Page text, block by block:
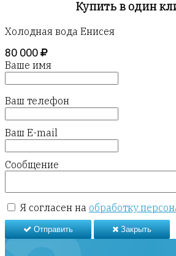
Купить в один
Холодная вода Енисея
80 000
Ваше имя
Ваш телефон
Ваш E-mail
Сообщение
Я согласен на обработку
Отправить Закрыть